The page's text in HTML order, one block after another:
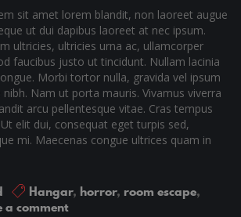
sit amet lorem blandit, non laoreet augue
ut dui dapibus laoreet at nec ipsum.
ultricies, ultricies urna ac, ullamcorper
faucibus justo ut tincidunt. Nullam lacinia
Morbi tortor nulla, gravida vel ipsum
Nam ut porta mauris. Vivamus viverra
arcu pellentesque vitae. Cras tempus
elit dui, consequat eget turpis sed,
mi. Maecenas congue ultrices quam in
Hangar, horror, room escape,
a comment